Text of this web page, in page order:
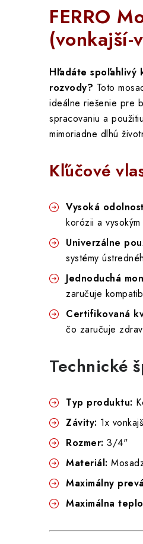
FERRO
(vonkajší-
Hľadáte spoľahlivý
rozvody? Toto
ideálne riešenie pre
spracovaniu a
mimoriadne dlhú
Kľúčové
Vysoká
korózii a
Univerzálne
systémy
Jednoduchá
zaručuje
Certifikovaná
čo zaručuje
Technické
Typ produktu:
Závity: 1x
Rozmer: 3/4"
Materiál:
Maximálny
Maximálna